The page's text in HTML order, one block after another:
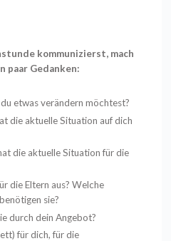
kommunizierst, mach
paar Gedanken:
etwas verändern möchtest?
die aktuelle Situation auf dich
die aktuelle Situation für die
die Eltern aus? Welche
sie?
durch dein Angebot?
für dich, für die